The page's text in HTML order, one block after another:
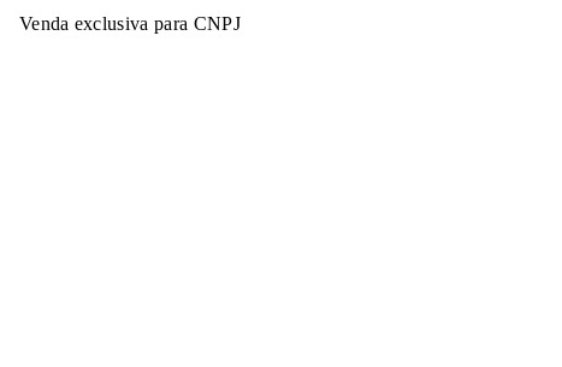
Venda exclusiva para CNPJ